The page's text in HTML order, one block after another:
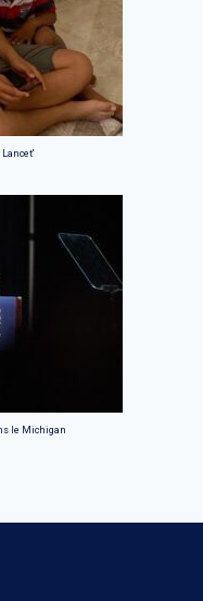
Lancet'
le Michigan